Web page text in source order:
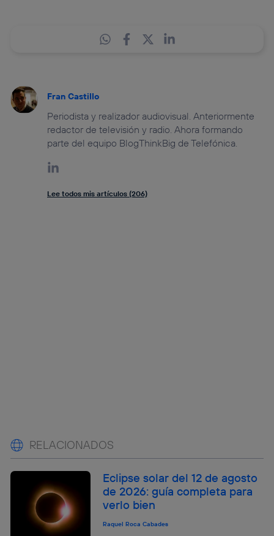
Fran Castillo
Periodista y realizador audiovisual. Anteriormente
redactor de televisión y radio. Ahora formando
parte del equipo BlogThinkBig de Telefónica.
Lee todos mis artículos (206)
RELACIONADOS
Eclipse solar del 12 de agosto
de 2026: guía completa para
verlo bien
Raquel Roca Cabades